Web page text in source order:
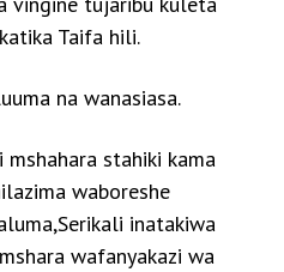
Taifa hili.
na wanasiasa.
stahiki kama
waboreshe
inatakiwa
wafanyakazi wa